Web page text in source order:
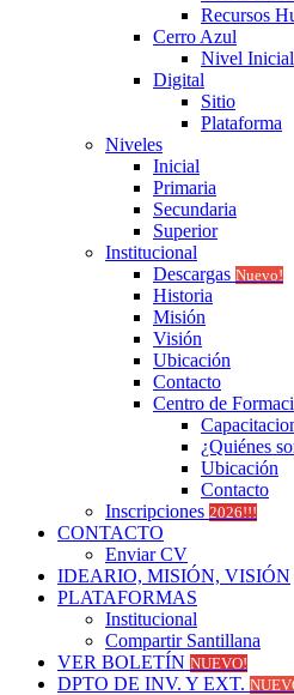
Recursos
Cerro Azul
Nivel Inicial
Digital
Sitio
Plataforma
Niveles
Inicial
Primaria
Secundaria
Superior
Institucional
Descargas Nuevo!
Historia
Misión
Visión
Ubicación
Contacto
Centro de
¿Quiénes
Ubicación
Contacto
Inscripciones 2026!!!
CONTACTO
Enviar CV
IDEARIO, MISIÓN, VISIÓN
PLATAFORMAS
Institucional
Compartir Santillana
VER BOLETÍN NUEVO!
DPTO DE INV. Y EXT.